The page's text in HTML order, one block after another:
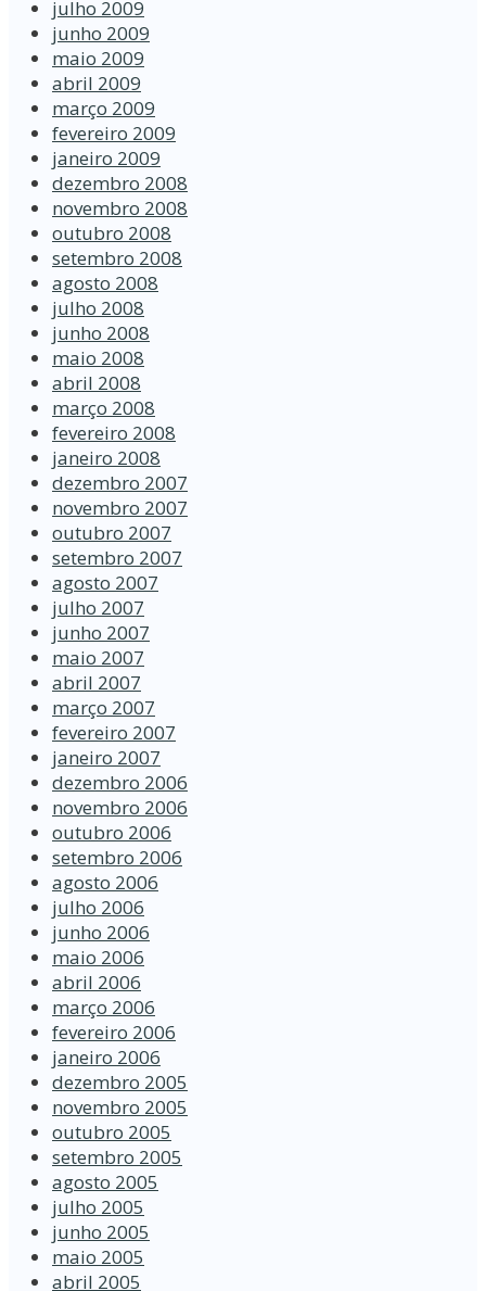
julho 2009
junho 2009
maio 2009
abril 2009
março 2009
fevereiro 2009
janeiro 2009
dezembro 2008
novembro 2008
outubro 2008
setembro 2008
agosto 2008
julho 2008
junho 2008
maio 2008
abril 2008
março 2008
fevereiro 2008
janeiro 2008
dezembro 2007
novembro 2007
outubro 2007
setembro 2007
agosto 2007
julho 2007
junho 2007
maio 2007
abril 2007
março 2007
fevereiro 2007
janeiro 2007
dezembro 2006
novembro 2006
outubro 2006
setembro 2006
agosto 2006
julho 2006
junho 2006
maio 2006
abril 2006
março 2006
fevereiro 2006
janeiro 2006
dezembro 2005
novembro 2005
outubro 2005
setembro 2005
agosto 2005
julho 2005
junho 2005
maio 2005
abril 2005